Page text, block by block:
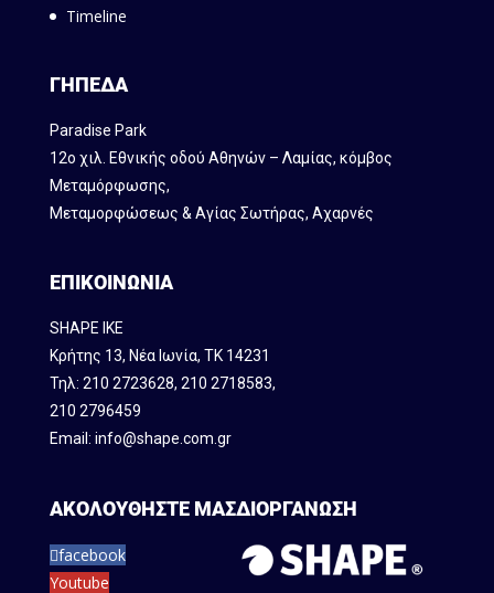
Timeline
ΓΗΠΕΔΑ
Paradise Park
12ο χιλ. Εθνικής οδού Αθηνών – Λαμίας, κόμβος
Mεταμόρφωσης,
Μεταμορφώσεως & Αγίας Σωτήρας, Αχαρνές
ΕΠΙΚΟΙΝΩΝΙΑ
SHAPE IKE
Κρήτης 13, Νέα Ιωνία, ΤΚ 14231
Τηλ: 210 2723628, 210 2718583,
210 2796459
Email: info@shape.com.gr
ΑΚΟΛΟΥΘΗΣΤΕ ΜΑΣ
facebook
Youtube
ΔΙΟΡΓΑΝΩΣΗ